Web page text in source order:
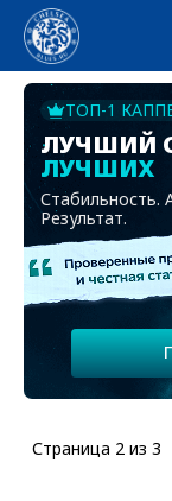
ТОП-1
ЛУЧШИЙ
ЛУЧШИХ
Стабильность.
Результат.
Страница 2 из 3